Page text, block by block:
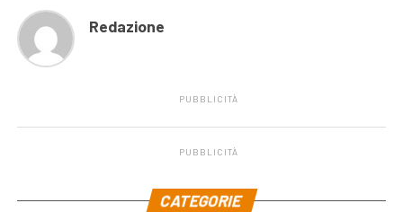
Redazione
PUBBLICITÀ
PUBBLICITÀ
CATEGORIE